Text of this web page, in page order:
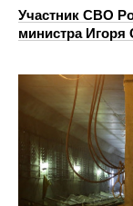
Участник СВО
министра